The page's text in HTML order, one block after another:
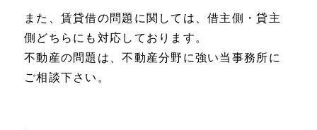
また、賃貸借の問題に関しては、借主側・貸主
側どちらにも対応しております。
不動産の問題は、不動産分野に強い当事務所に
ご相談下さい。